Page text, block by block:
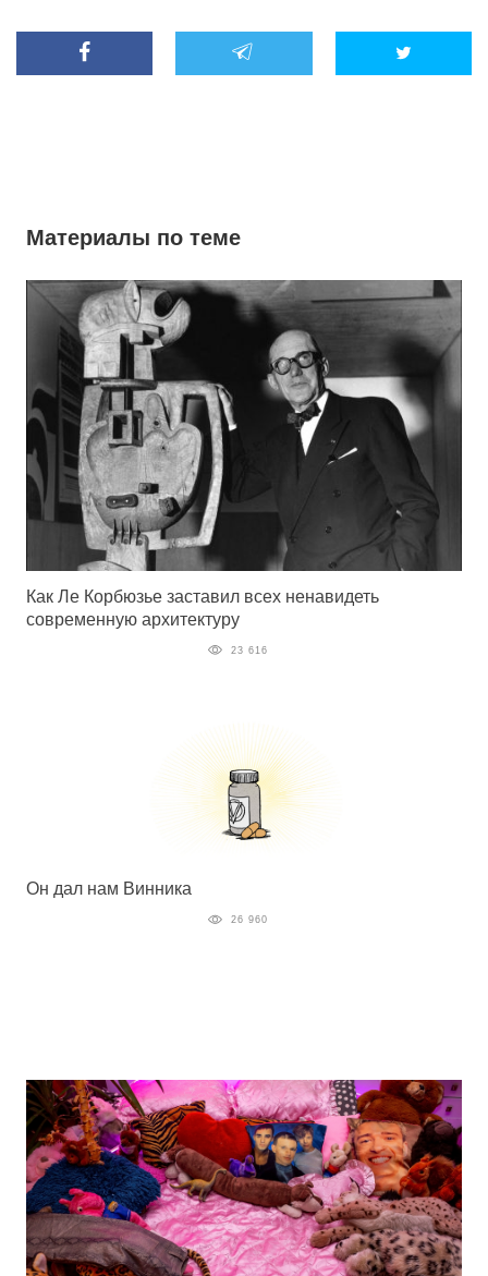
Материалы по теме
Как Ле Корбюзье заставил всех ненавидеть
современную архитектуру
23 616
Он дал нам Винника
26 960